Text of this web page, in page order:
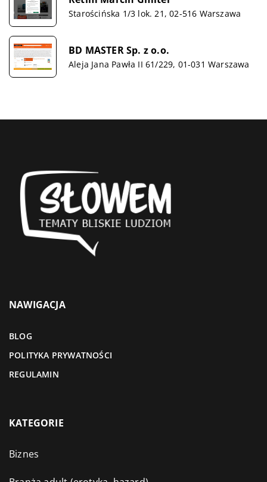
Starościńska 1/3 lok. 21, 02-516 Warszawa
BD MASTER Sp. z o.o.
Aleja Jana Pawła II 61/229, 01-031 Warszawa
NAWIGACJA
BLOG
POLITYKA PRYWATNOŚCI
REGULAMIN
KATEGORIE
Biznes